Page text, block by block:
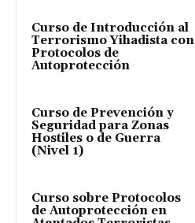
Curso de Introducción al
Terrorismo Yihadista con
Protocolos de
Autoprotección
Curso de Prevención y
Seguridad para Zonas
Hostiles o de Guerra
(Nivel 1)
Curso sobre Protocolos
de Autoprotección en